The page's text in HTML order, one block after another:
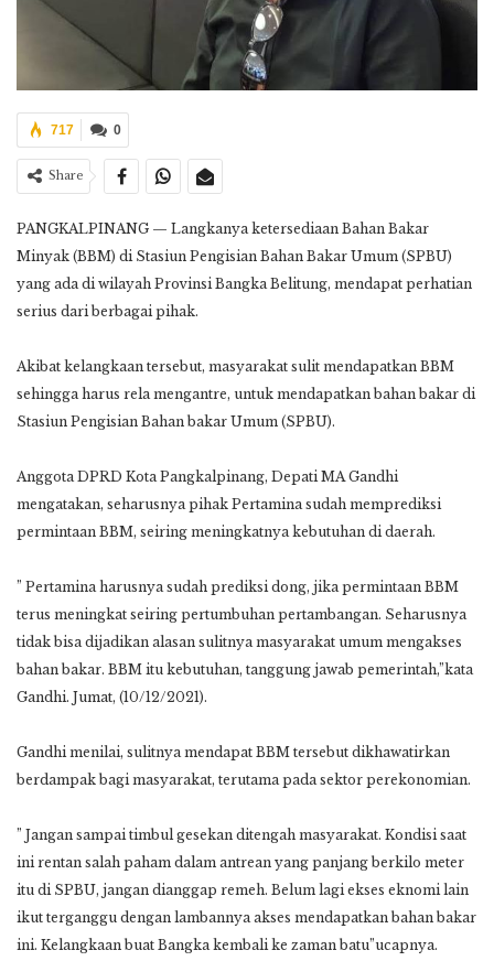
0
717
Share
PANGKALPINANG — Langkanya ketersediaan Bahan Bakar
Minyak (BBM) di Stasiun Pengisian Bahan Bakar Umum (SPBU)
yang ada di wilayah Provinsi Bangka Belitung, mendapat perhatian
serius dari berbagai pihak.
Akibat kelangkaan tersebut, masyarakat sulit mendapatkan BBM
sehingga harus rela mengantre, untuk mendapatkan bahan bakar di
Stasiun Pengisian Bahan bakar Umum (SPBU).
Anggota DPRD Kota Pangkalpinang, Depati MA Gandhi
mengatakan, seharusnya pihak Pertamina sudah memprediksi
permintaan BBM, seiring meningkatnya kebutuhan di daerah.
” Pertamina harusnya sudah prediksi dong, jika permintaan BBM
terus meningkat seiring pertumbuhan pertambangan. Seharusnya
tidak bisa dijadikan alasan sulitnya masyarakat umum mengakses
bahan bakar. BBM itu kebutuhan, tanggung jawab pemerintah,”kata
Gandhi. Jumat, (10/12/2021).
Gandhi menilai, sulitnya mendapat BBM tersebut dikhawatirkan
berdampak bagi masyarakat, terutama pada sektor perekonomian.
” Jangan sampai timbul gesekan ditengah masyarakat. Kondisi saat
ini rentan salah paham dalam antrean yang panjang berkilo meter
itu di SPBU, jangan dianggap remeh. Belum lagi ekses eknomi lain
ikut terganggu dengan lambannya akses mendapatkan bahan bakar
ini. Kelangkaan buat Bangka kembali ke zaman batu”ucapnya.